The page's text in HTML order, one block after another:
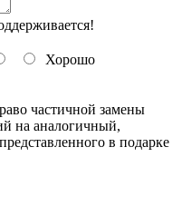
Хорошо
частичной замены
на аналогичный,
в подарке